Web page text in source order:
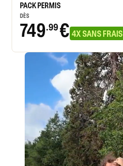
PACK PERMIS
DÈS
749.99€ 4X SANS FRAIS